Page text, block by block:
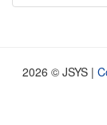
2026 © JSYS |